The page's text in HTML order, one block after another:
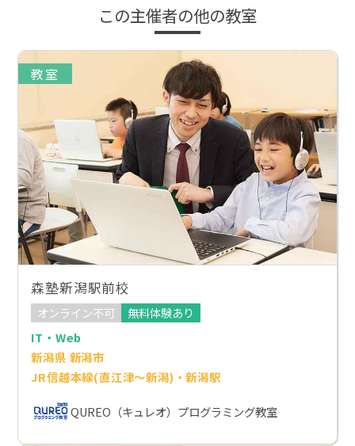
この主催者の他の教室
教室
森塾新潟駅前校
オンライン不可
無料体験あり
IT・Web
新潟県 新潟市
JR信越本線(直江津～新潟)・新潟駅
QUREO（キュレオ）プログラミング教室